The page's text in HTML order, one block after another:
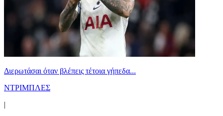
Διερωτάσαι όταν βλέπεις τέτοια γήπεδα...
ΝΤΡΙΜΠΛΕΣ
|